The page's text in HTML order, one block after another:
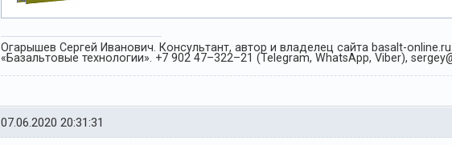
Огарышев Сергей Иванович. Консультант, автор и владелец сайта basalt-
«Базальтовые технологии». +7 902 47–322–21 (Telegram, WhatsApp, Viber),
07.06.2020 20:31:31